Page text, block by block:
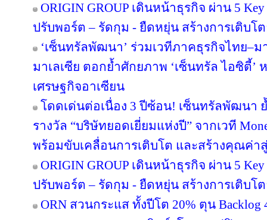
ORIGIN GROUP เดินหน้าธุรกิจ ผ่าน 5
ปรับพอร์ต – รัดกุม - ยืดหยุ่น สร้างการเติบโ
‘เซ็นทรัลพัฒนา’ ร่วมเวทีภาคธุรกิจไทย–ม
มาเลเซีย ตอกย้ำศักยภาพ ‘เซ็นทรัล ไอซิตี้
เศรษฐกิจอาเซียน
โดดเด่นต่อเนื่อง 3 ปีซ้อน! เซ็นทรัลพัฒนา
รางวัล “บริษัทยอดเยี่ยมแห่งปี” จากเวที
พร้อมขับเคลื่อนการเติบโต และสร้างคุณค่า
ORIGIN GROUP เดินหน้าธุรกิจ ผ่าน 5
ปรับพอร์ต – รัดกุม - ยืดหยุ่น สร้างการเติบโ
ORN สวนกระแส ทั้งปีโต 20% ตุน